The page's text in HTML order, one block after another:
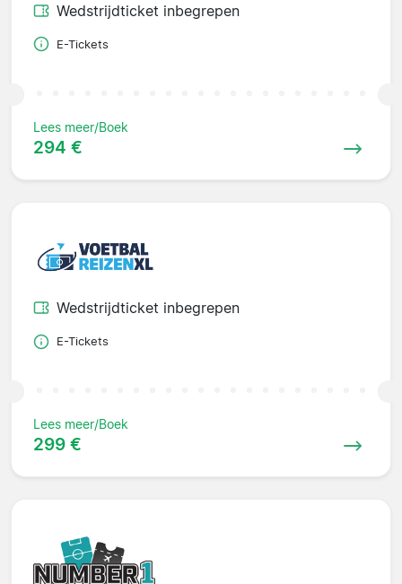
Wedstrijdticket inbegrepen
E-Tickets
Lees meer/Boek
294 €
Wedstrijdticket inbegrepen
E-Tickets
Lees meer/Boek
299 €